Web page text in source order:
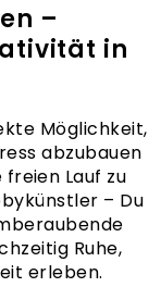
–
in
Möglichkeit,
abzubauen
Lauf zu
– Du
Ruhe,
erleben.